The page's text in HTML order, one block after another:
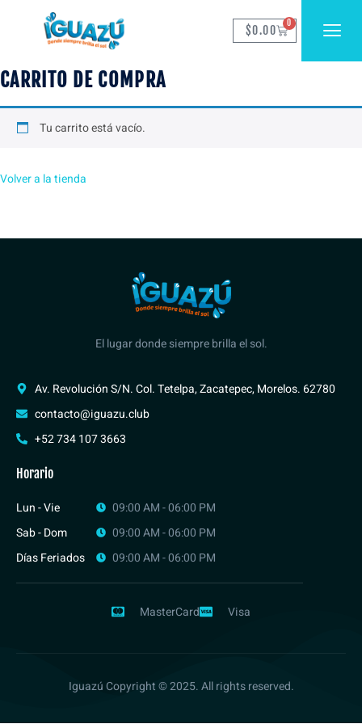
$0.00
0
CARRITO DE COMPRA
Tu carrito está vacío.
Volver a la tienda
El lugar donde siempre brilla el sol.
Av. Revolución S/N. Col. Tetelpa, Zacatepec, Morelos. 62780
contacto@iguazu.club
+52 734 107 3663
Horario
Lun - Vie
Sab - Dom
Días Feriados
09:00 AM - 06:00 PM
09:00 AM - 06:00 PM
09:00 AM - 06:00 PM
MasterCard Visa
Iguazú Copyright © 2025. All rights reserved.